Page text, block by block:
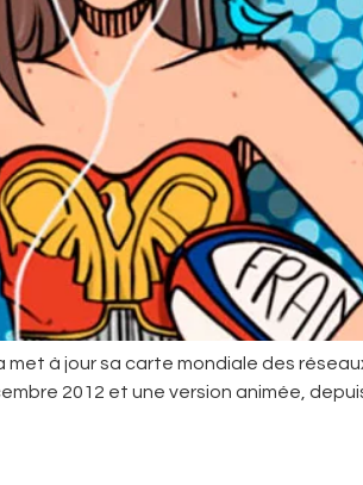
met à jour sa carte mondiale des
2012 et une version animée,